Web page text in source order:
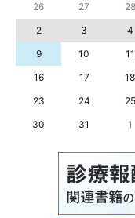
26 27 28
2
3 4
9
10 11
16
17 18
23
24 25
30
31 1